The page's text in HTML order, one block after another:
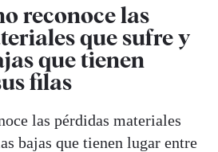
reconoce las
que sufre y
que tienen
filas
las pérdidas materiales
bajas que tienen lugar entre